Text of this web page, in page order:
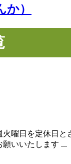
曜日を定休日と
いいたします ...